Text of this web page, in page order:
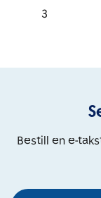
3
Bestill en e-